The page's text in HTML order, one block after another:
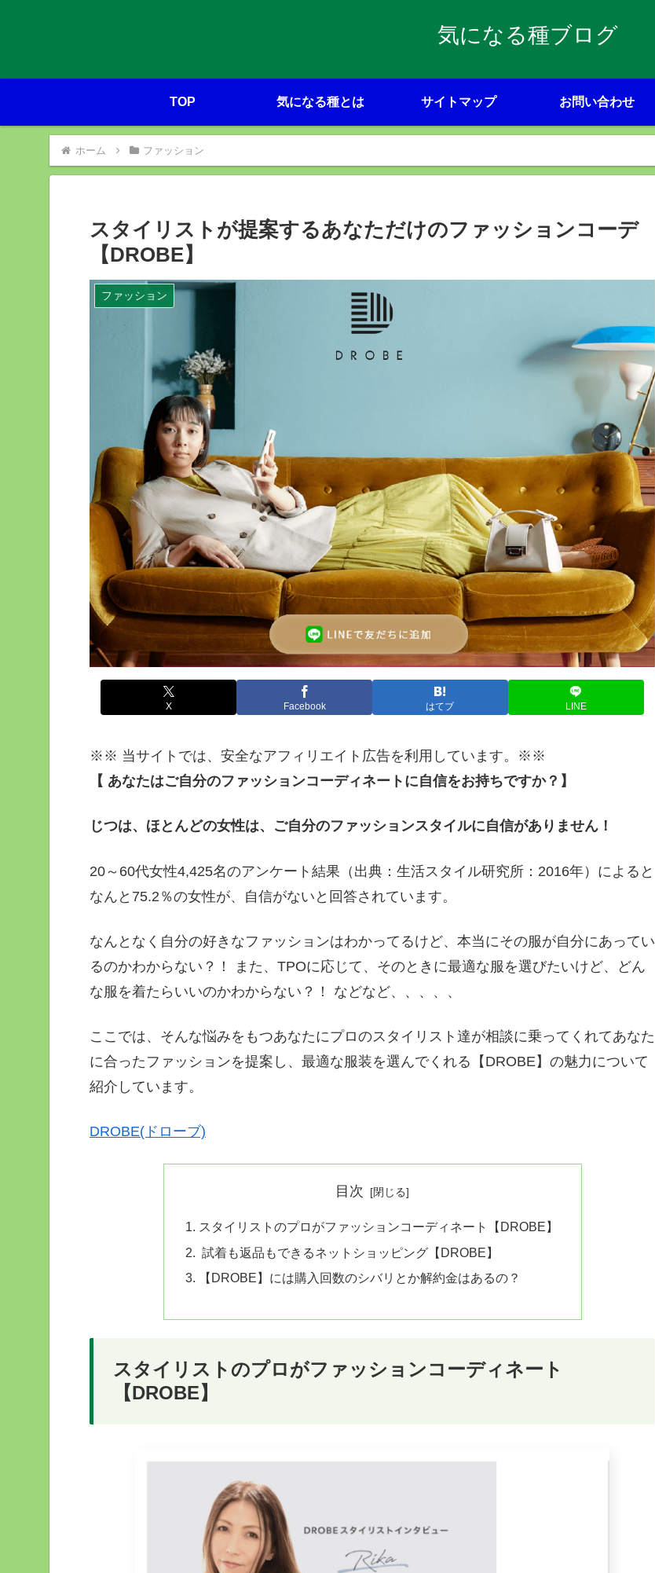
気になる種ブログ
TOP 気になる種とは サイトマップ お問い合わせ
ホーム ファッション
スタイリストが提案するあなただけのファッションコーデ
【DROBE】
ファッション
X Facebook はてブ LINE
※※ 当サイトでは、安全なアフィリエイト広告を利用しています。※※
【 あなたはご自分のファッションコーディネートに自信をお持ちですか？】
じつは、ほとんどの女性は、ご自分のファッションスタイルに自信がありません！
20～60代女性4,425名のアンケート結果（出典：生活スタイル研究所：2016年）によると
なんと75.2％の女性が、自信がないと回答されています。
なんとなく自分の好きなファッションはわかってるけど、本当にその服が自分にあってい
るのかわからない？！ また、TPOに応じて、そのときに最適な服を選びたいけど、どん
な服を着たらいいのかわからない？！ などなど、、、、、
ここでは、そんな悩みをもつあなたにプロのスタイリスト達が相談に乗ってくれてあなた
に合ったファッションを提案し、最適な服装を選んでくれる【DROBE】の魅力について
紹介しています。
DROBE(ドローブ)
目次
スタイリストのプロがファッションコーディネート【DROBE】
試着も返品もできるネットショッピング【DROBE】
【DROBE】には購入回数のシバリとか解約金はあるの？
スタイリストのプロがファッションコーディネート
【DROBE】